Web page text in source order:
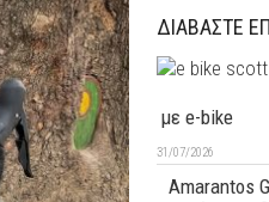
ΔΙΑΒΑΣΤΕ
με e-bike
31/07/2026
Amarantos